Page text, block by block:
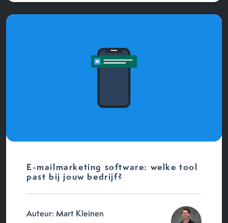
E-mailmarketing software: welke tool
past bij jouw bedrijf?
Auteur: Mart Kleinen